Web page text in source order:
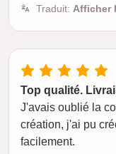
Traduit: Afficher
Top qualité.
J'avais oublié la
création, j'ai pu
facilement.